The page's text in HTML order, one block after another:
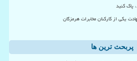
پاک کنید
یکی از کارکنان مخابرات هرمزگان
پربحث ترین ها